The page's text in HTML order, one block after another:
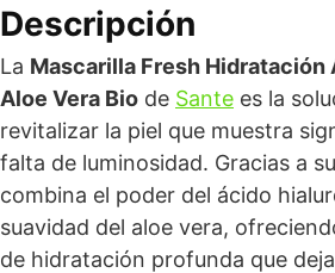
Descripción
La Mascarilla Fresh Hidratación
Aloe Vera Bio de Sante es la
revitalizar la piel que muestra
falta de luminosidad. Gracias a
combina el poder del ácido
suavidad del aloe vera,
de hidratación profunda que